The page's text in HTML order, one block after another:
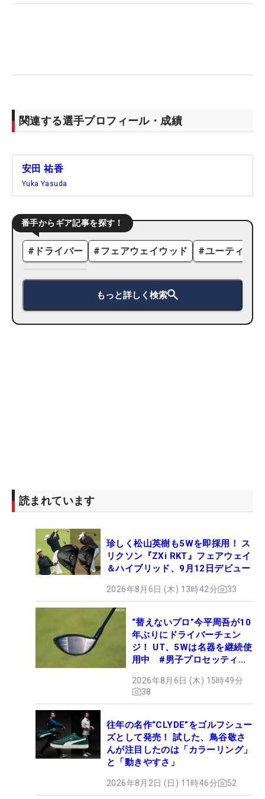
関連する選手プロフィール・成績
安田 祐香
Yuka Yasuda
番手からギア記事を探す！
# ドライバー #フェアウェイウッド #ユーティリ
もっと詳しく検索
読まれています
珍しく松山英樹も5Wを即採用！ ス
リクソン『ZXi RKT』フェアウェイ
＆ハイブリッド、9月12日デビュー
2026年8月6日 (木) 13時42分 33
“替えないプロ”今平周吾が10
年ぶりにドライバーチェン
ジ！ UT、5Wは名器を継続使
用中 #男子プロセッティン
2026年8月6日 (木) 15時49分
38
往年の名作“CLYDE”をゴルフシュー
ズとして発売！ 試した、鳥谷敬さ
んが注目したのは「カラーリング」
と「動きやすさ」
2026年8月2日 (日) 11時46分 52